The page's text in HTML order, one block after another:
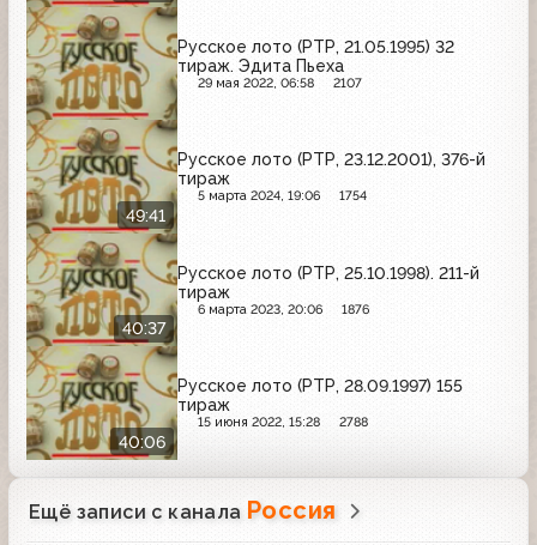
Русское лото (РТР, 21.05.1995) 32
тираж. Эдита Пьеха
29 мая 2022, 06:58 2107
49:41
Русское лото (РТР, 23.12.2001), 376-й
тираж
5 марта 2024, 19:06 1754
40:37
Русское лото (РТР, 25.10.1998). 211-й
тираж
6 марта 2023, 20:06 1876
40:06
Русское лото (РТР, 28.09.1997) 155
тираж
15 июня 2022, 15:28 2788
Ещё записи с канала Россия